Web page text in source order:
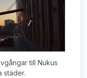
till Nukus
städer.